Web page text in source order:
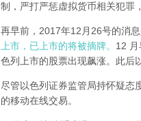
制，严打严惩虚拟货币相关犯罪
再早前，2017年12月26号的消息
上市，已上市的将被摘牌。 12
色列上市的股票出现飙涨。此后
尽管以色列证券监管局持怀疑态
的移动在线交易。